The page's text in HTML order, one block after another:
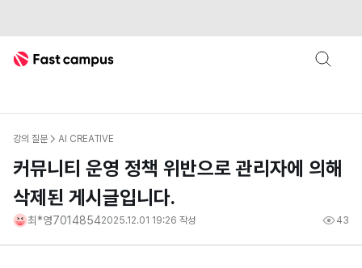
Fast Campus
강의 질문 AI CREATIVE
커뮤니티 운영 정책 위반으로 관리자에 의해
삭제된 게시글입니다.
최*영70148542025.12.01 19:26 작성 43